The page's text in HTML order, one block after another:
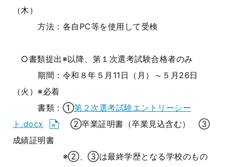
（木）
方法：各自PC等を使用して受検
○書類提出※以降、第１次選考試験合格者のみ
期間：令和８年５月11日（月）～５月26日
（火）※必着
書類：①第２次選考試験エントリーシー
ト.docx
②卒業証明書（卒業見込含む） ③
成績証明書
※②、③は最終学歴となる学校のもの